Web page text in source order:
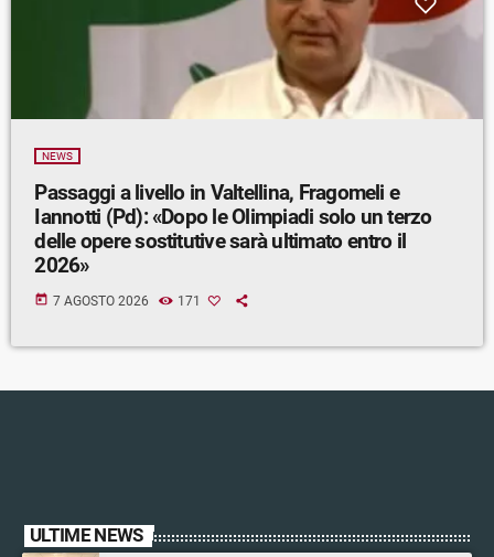
NEWS
Passaggi a livello in Valtellina, Fragomeli e
Iannotti (Pd): «Dopo le Olimpiadi solo un terzo
delle opere sostitutive sarà ultimato entro il
2026»
today 7 AGOSTO 2026 171
ULTIME NEWS